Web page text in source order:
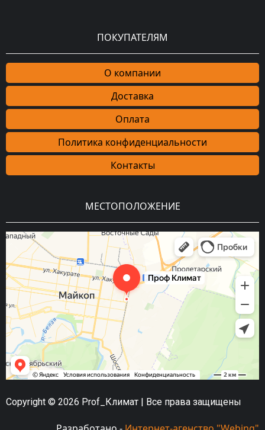
ПОКУПАТЕЛЯМ
О компании
Доставка
Оплата
Политика конфиденциальности
Контакты
МЕСТОПОЛОЖЕНИЕ
Copyright © 2026 Prof_Климат | Все права защищены